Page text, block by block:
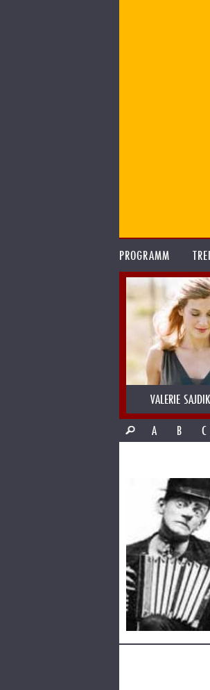
PROGRAMM
VALERIE SAJDIK
A
B C